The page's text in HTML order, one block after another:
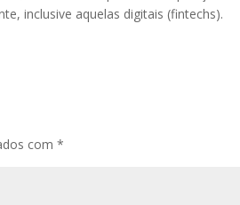
inclusive aquelas digitais (fintechs).
com*